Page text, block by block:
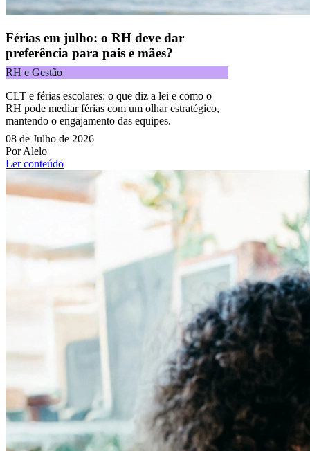
Férias em julho: o RH deve dar
preferência para pais e mães?
RH e Gestão
CLT e férias escolares: o que diz a lei e como o
RH pode mediar férias com um olhar estratégico,
mantendo o engajamento das equipes.
08 de Julho de 2026
Por Alelo
Ler conteúdo